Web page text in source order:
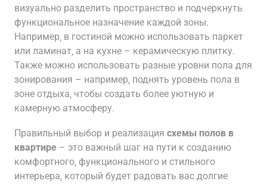
визуально разделить пространство и подчеркнуть
функциональное назначение каждой зоны.
Например‚ в гостиной можно использовать паркет
или ламинат‚ а на кухне – керамическую плитку.
Также можно использовать разные уровни пола для
зонирования – например‚ поднять уровень пола в
зоне отдыха‚ чтобы создать более уютную и
камерную атмосферу.
Правильный выбор и реализация схемы полов в
квартире – это важный шаг на пути к созданию
комфортного‚ функционального и стильного
интерьера‚ который будет радовать вас долгие